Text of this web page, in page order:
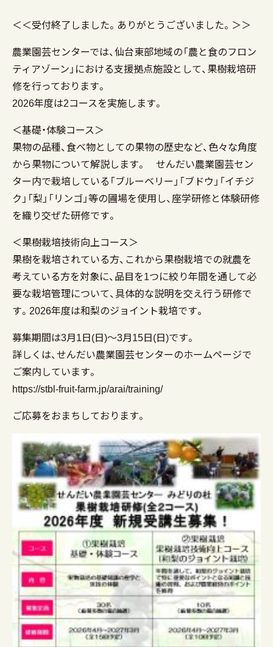
＜＜受付終了しました。ありがとうございました。＞＞
農業園芸センターでは、仙台東部地域の「農と食のフロン
ティアゾーン」における支援拠点施設として、果樹栽培研
修を行っております。
2026年度は2コースを実施します。
＜基礎・体験コース＞
果物の品種、食べ物としての果物の歴史など、色々な角度
から果物について解説します。 せんだい農業園芸セン
ター内で栽培している「ブルーベリー」「ブドウ」「イチジ
ク」「梨」「リンゴ」等の圃場を使用し、座学研修と体験研修
を織り交ぜた研修です。
＜果樹栽培技術向上コース＞
果樹を栽培されている方、これから果樹栽培での就農を
考えている方を対象に、品目を1つに絞り年間を通して必
要な栽培管理について、具体的な説明を交え行う研修で
す。2026年度は和梨のジョイント栽培です。
募集期間は3月1日(日)～3月15日(日)です。
詳しくは、せんだい農業園芸センターのホームページで
ご案内しています。
https://stbl-fruit-farm.jp/arai/training/
ご応募をおまちしております。